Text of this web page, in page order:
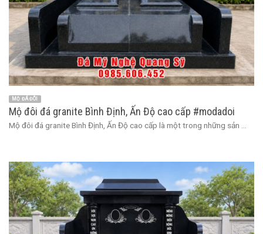
MỘ ĐÁ ĐÔI
Mộ đôi đá granite Bình Định, Ấn Độ cao cấp #modadoi
Mộ đôi đá granite Bình Định, Ấn Độ cao cấp là một trong những sản ...